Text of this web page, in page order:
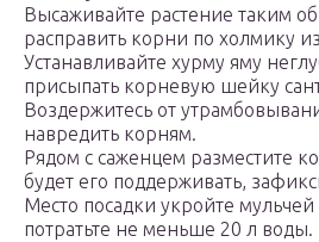
Высаживайте растение таким
расправить корни по холмику
Устанавливайте хурму яму
присыпать корневую шейку
Воздержитесь от
навредить корням.
Рядом с саженцем разместите
будет его поддерживать,
Место посадки укройте
потратьте не меньше 20 л воды.